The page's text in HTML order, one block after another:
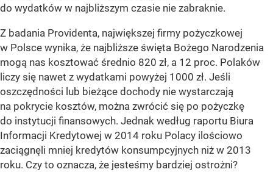
do wydatków w najbliższym czasie nie zabraknie.
Z badania Providenta, największej firmy pożyczkowej
w Polsce wynika, że najbliższe święta Bożego Narodzenia
mogą nas kosztować średnio 820 zł, a 12 proc. Polaków
liczy się nawet z wydatkami powyżej 1000 zł. Jeśli
oszczędności lub bieżące dochody nie wystarczają
na pokrycie kosztów, można zwrócić się po pożyczkę
do instytucji finansowych. Jednak według raportu Biura
Informacji Kredytowej w 2014 roku Polacy ilościowo
zaciągnęli mniej kredytów konsumpcyjnych niż w 2013
roku. Czy to oznacza, że jesteśmy bardziej ostrożni?